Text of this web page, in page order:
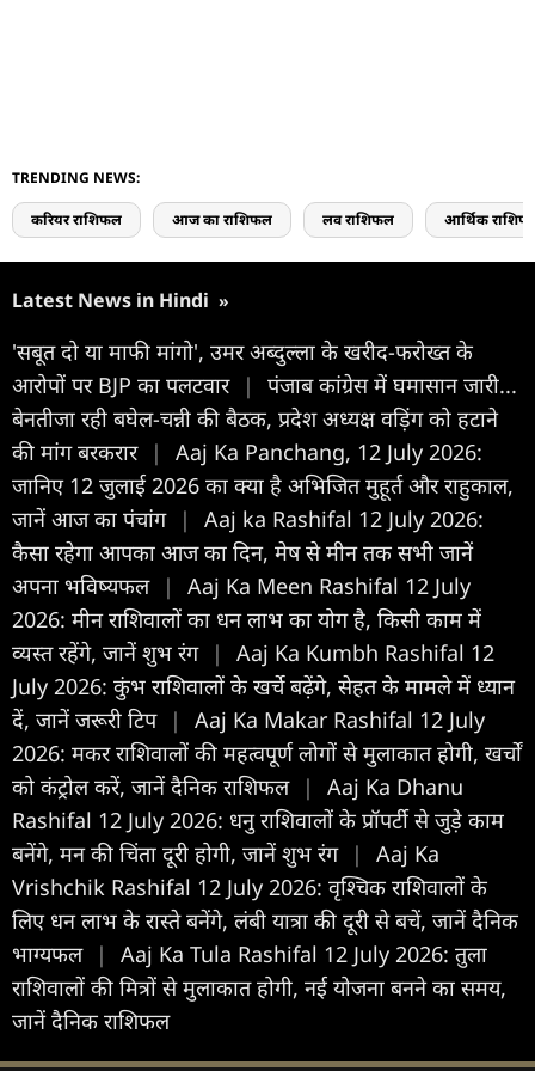
TRENDING NEWS:
करियर राशिफल आज का राशिफल लव राशिफल आर्थिक
Latest News in Hindi »
'सबूत दो या माफी मांगो', उमर अब्दुल्ला के खरीद-फरोख्त के
आरोपों पर BJP का पलटवार |
पंजाब कांग्रेस में घमासान जारी...
बेनतीजा रही बघेल-चन्नी की बैठक, प्रदेश अध्यक्ष वड़िंग को हटाने
की मांग बरकरार |
Aaj Ka Panchang, 12 July 2026:
जानिए 12 जुलाई 2026 का क्या है अभिजित मुहूर्त और राहुकाल,
जानें आज का पंचांग |
Aaj ka Rashifal 12 July 2026:
कैसा रहेगा आपका आज का द‍िन, मेष से मीन तक सभी जानें
अपना भविष्यफल |
Aaj Ka Meen Rashifal 12 July
2026: मीन राशिवालों का धन लाभ का योग है, किसी काम में
व्यस्त रहेंगे, जानें शुभ रंग |
Aaj Ka Kumbh Rashifal 12
July 2026: कुंभ राशिवालों के खर्चे बढ़ेंगे, सेहत के मामले में ध्यान
दें, जानें जरूरी टिप |
Aaj Ka Makar Rashifal 12 July
2026: मकर राशिवालों की महत्वपूर्ण लोगों से मुलाकात होगी, खर्चों
को कंट्रोल करें, जानें दैनिक राशिफल |
Aaj Ka Dhanu
Rashifal 12 July 2026: धनु राशिवालों के प्रॉपर्टी से जुड़े काम
बनेंगे, मन की चिंता दूरी होगी, जानें शुभ रंग |
Aaj Ka
Vrishchik Rashifal 12 July 2026: वृश्चिक राशिवालों के
लिए धन लाभ के रास्ते बनेंगे, लंबी यात्रा की दूरी से बचें, जानें दैनिक
भाग्यफल |
Aaj Ka Tula Rashifal 12 July 2026: तुला
राशिवालों की मित्रों से मुलाकात होगी, नई योजना बनने का समय,
जानें दैनिक राशिफल